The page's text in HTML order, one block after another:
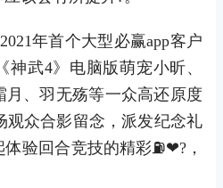
年首个大型必赢app客户
武4》电脑版萌宠小昕、
月、羽无殇等一众高还原度
观众合影留念，派发纪念礼
验回合竞技的精彩⛽❤?，